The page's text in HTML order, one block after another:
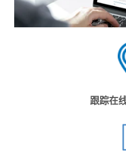
跟踪在